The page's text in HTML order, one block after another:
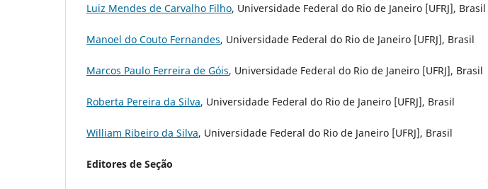
Luiz Mendes de Carvalho Filho, Universidade Federal do Rio de Janeiro [UFRJ], Brasil
Manoel do Couto Fernandes, Universidade Federal do Rio de Janeiro [UFRJ], Brasil
Marcos Paulo Ferreira de Góis, Universidade Federal do Rio de Janeiro [UFRJ], Brasil
Roberta Pereira da Silva, Universidade Federal do Rio de Janeiro [UFRJ], Brasil
William Ribeiro da Silva, Universidade Federal do Rio de Janeiro [UFRJ], Brasil
Editores de Seção